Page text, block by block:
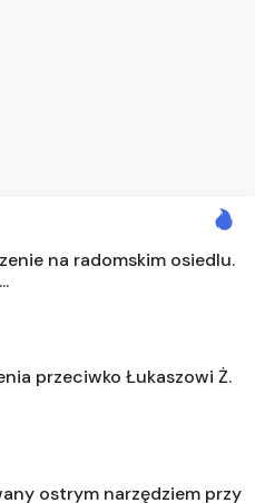
na radomskim osiedlu.
przeciwko Łukaszowi Ż.
ostrym narzędziem przy